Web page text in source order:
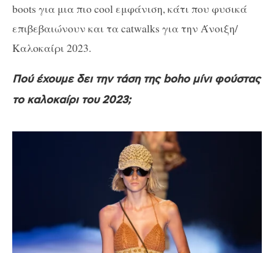
boots για μια πιο cool εμφάνιση, κάτι που φυσικά
επιβεβαιώνουν και τα catwalks για την Άνοιξη/
Καλοκαίρι 2023.
Πού έχουμε δει την τάση της boho μίνι φούστας
το καλοκαίρι του 2023;